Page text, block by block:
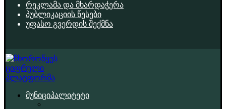
რეკლამა და მხარდაჭერა
პუბლიკაციის წესები
უფასო გვერდის შექმნა
მუნიციპალიტეტი